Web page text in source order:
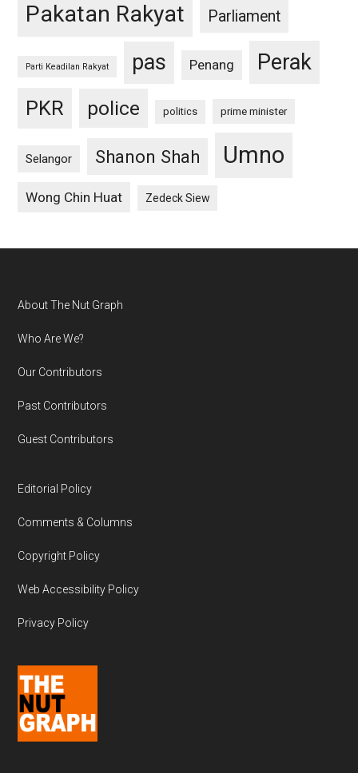
Pakatan Rakyat Parliament
Parti Keadilan Rakyat pas Penang Perak
PKR police politics prime minister
Selangor Shanon Shah Umno
Wong Chin Huat Zedeck Siew
Footer
About The Nut Graph
Who Are We?
Our Contributors
Past Contributors
Guest Contributors
Editorial Policy
Comments & Columns
Copyright Policy
Web Accessibility Policy
Privacy Policy